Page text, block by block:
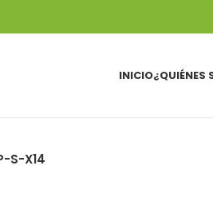
INICIO¿QUIÉNES
S-X14